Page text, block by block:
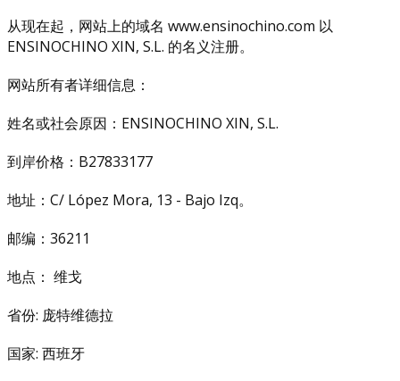
从现在起，网站上的域名 www.ensinochino.com 以
ENSINOCHINO XIN, S.L. 的名义注册。
网站所有者详细信息：
姓名或社会原因：ENSINOCHINO XIN, S.L.
到岸价格：B27833177
地址：C/ López Mora, 13 - Bajo Izq。
邮编：36211
地点： 维戈
省份: 庞特维德拉
国家: 西班牙